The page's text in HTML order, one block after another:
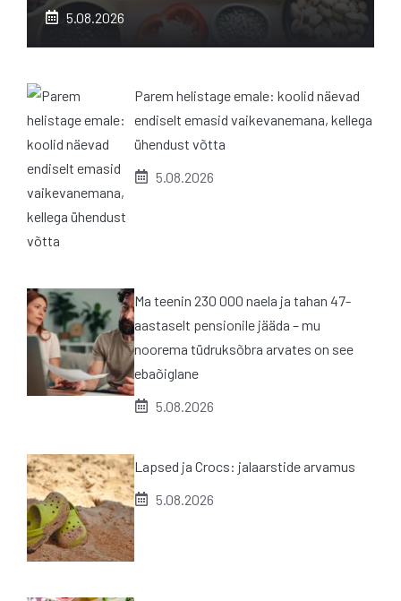
5.08.2026
Parem helistage emale: koolid näevad
endiselt emasid vaikevanemana, kellega
ühendust võtta
5.08.2026
Ma teenin 230 000 naela ja tahan 47-
aastaselt pensionile jääda – mu
noorema tüdruksõbra arvates on see
ebaõiglane
5.08.2026
Lapsed ja Crocs: jalaarstide arvamus
5.08.2026